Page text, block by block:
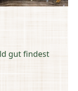
gut findest